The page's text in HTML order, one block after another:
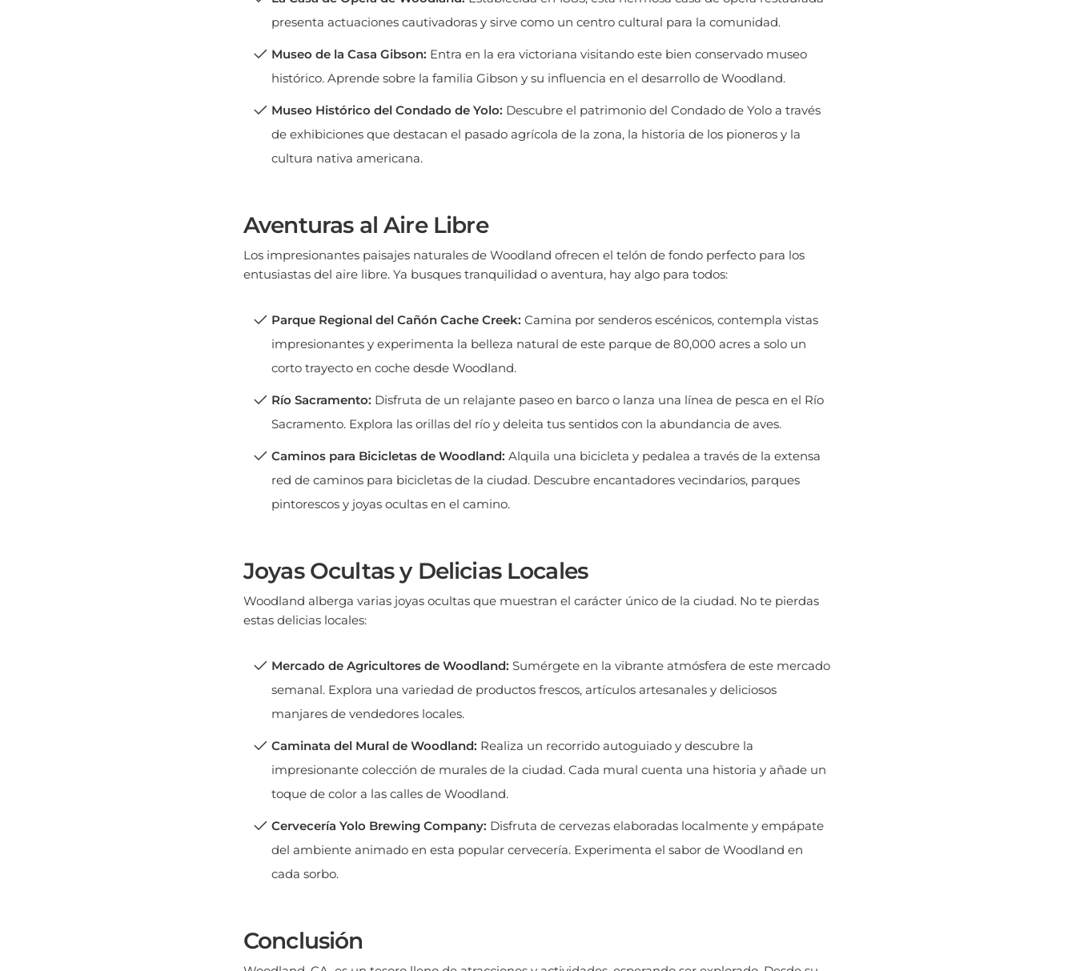
presenta actuaciones cautivadoras y sirve como un centro cultural para la comunidad.
Museo de la Casa Gibson:
Entra en la era victoriana visitando este bien conservado museo
histórico. Aprende sobre la familia Gibson y su influencia en el desarrollo de Woodland.
Museo Histórico del Condado de Yolo:
Descubre el patrimonio del Condado de Yolo a través
de exhibiciones que destacan el pasado agrícola de la zona, la historia de los pioneros y la
cultura nativa americana.
Aventuras al Aire Libre
Los impresionantes paisajes naturales de Woodland ofrecen el telón de fondo perfecto para los
entusiastas del aire libre. Ya busques tranquilidad o aventura, hay algo para todos:
Parque Regional del Cañón Cache Creek:
Camina por senderos escénicos, contempla vistas
impresionantes y experimenta la belleza natural de este parque de 80,000 acres a solo un
corto trayecto en coche desde Woodland.
Río Sacramento:
Disfruta de un relajante paseo en barco o lanza una línea de pesca en el Río
Sacramento. Explora las orillas del río y deleita tus sentidos con la abundancia de aves.
Caminos para Bicicletas de Woodland:
Alquila una bicicleta y pedalea a través de la extensa
red de caminos para bicicletas de la ciudad. Descubre encantadores vecindarios, parques
pintorescos y joyas ocultas en el camino.
Joyas Ocultas y Delicias Locales
Woodland alberga varias joyas ocultas que muestran el carácter único de la ciudad. No te pierdas
estas delicias locales:
Mercado de Agricultores de Woodland: Sumérgete en la vibrante atmósfera de este mercado
semanal. Explora una variedad de productos frescos, artículos artesanales y deliciosos
manjares de vendedores locales.
Caminata del Mural de Woodland: Realiza un recorrido autoguiado y descubre la
impresionante colección de murales de la ciudad. Cada mural cuenta una historia y añade un
toque de color a las calles de Woodland.
Cervecería Yolo Brewing Company:
Disfruta de cervezas elaboradas localmente y empápate
del ambiente animado en esta popular cervecería. Experimenta el sabor de Woodland en
cada sorbo.
Conclusión
Woodland, CA, es un tesoro lleno de atracciones y actividades, esperando ser explorado. Desde su